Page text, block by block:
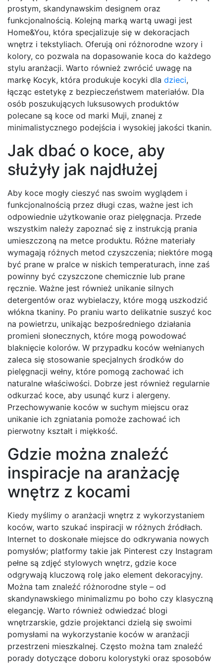
prostym, skandynawskim designem oraz
funkcjonalnością. Kolejną marką wartą uwagi jest
Home&You, która specjalizuje się w dekoracjach
wnętrz i tekstyliach. Oferują oni różnorodne wzory i
kolory, co pozwala na dopasowanie koca do każdego
stylu aranżacji. Warto również zwrócić uwagę na
markę Kocyk, która produkuje kocyki dla dzieci,
łącząc estetykę z bezpieczeństwem materiałów. Dla
osób poszukujących luksusowych produktów
polecane są koce od marki Muji, znanej z
minimalistycznego podejścia i wysokiej jakości tkanin.
Jak dbać o koce, aby
służyły jak najdłużej
Aby koce mogły cieszyć nas swoim wyglądem i
funkcjonalnością przez długi czas, ważne jest ich
odpowiednie użytkowanie oraz pielęgnacja. Przede
wszystkim należy zapoznać się z instrukcją prania
umieszczoną na metce produktu. Różne materiały
wymagają różnych metod czyszczenia; niektóre mogą
być prane w pralce w niskich temperaturach, inne zaś
powinny być czyszczone chemicznie lub prane
ręcznie. Ważne jest również unikanie silnych
detergentów oraz wybielaczy, które mogą uszkodzić
włókna tkaniny. Po praniu warto delikatnie suszyć koc
na powietrzu, unikając bezpośredniego działania
promieni słonecznych, które mogą powodować
blaknięcie kolorów. W przypadku koców wełnianych
zaleca się stosowanie specjalnych środków do
pielęgnacji wełny, które pomogą zachować ich
naturalne właściwości. Dobrze jest również regularnie
odkurzać koce, aby usunąć kurz i alergeny.
Przechowywanie koców w suchym miejscu oraz
unikanie ich zgniatania pomoże zachować ich
pierwotny kształt i miękkość.
Gdzie można znaleźć
inspiracje na aranżację
wnętrz z kocami
Kiedy myślimy o aranżacji wnętrz z wykorzystaniem
koców, warto szukać inspiracji w różnych źródłach.
Internet to doskonałe miejsce do odkrywania nowych
pomysłów; platformy takie jak Pinterest czy Instagram
pełne są zdjęć stylowych wnętrz, gdzie koce
odgrywają kluczową rolę jako element dekoracyjny.
Można tam znaleźć różnorodne style – od
skandynawskiego minimalizmu po boho czy klasyczną
elegancję. Warto również odwiedzać blogi
wnętrzarskie, gdzie projektanci dzielą się swoimi
pomysłami na wykorzystanie koców w aranżacji
przestrzeni mieszkalnej. Często można tam znaleźć
porady dotyczące doboru kolorystyki oraz sposobów